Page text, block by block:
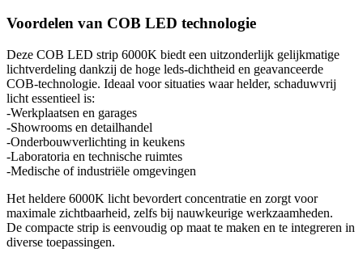
Voordelen van COB LED technologie
Deze COB LED strip 6000K biedt een uitzonderlijk gelijkmatige
lichtverdeling dankzij de hoge leds-dichtheid en geavanceerde
COB-technologie. Ideaal voor situaties waar helder, schaduwvrij
licht essentieel is:
-Werkplaatsen en garages
-Showrooms en detailhandel
-Onderbouwverlichting in keukens
-Laboratoria en technische ruimtes
-Medische of industriële omgevingen
Het heldere 6000K licht bevordert concentratie en zorgt voor
maximale zichtbaarheid, zelfs bij nauwkeurige werkzaamheden.
De compacte strip is eenvoudig op maat te maken en te integreren in
diverse toepassingen.